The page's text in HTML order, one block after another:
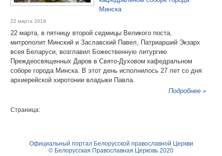
Минска
22 марта 2019
22 марта, в пятницу второй седмицы Великого поста,
митрополит Минский и Заславский Павел, Патриарший Экзарх
всея Беларуси, возглавил Божественную литургию
Преждеосвященных Даров в Свято-Духовом кафедральном
соборе города Минска. В этот день исполнилось 27 лет со дня
архиерейской хиротонии владыки Павла.
Подробнее »
Страница:
Официальный портал Белорусской православной Церкви
© Белорусская Православная Церковь 2020